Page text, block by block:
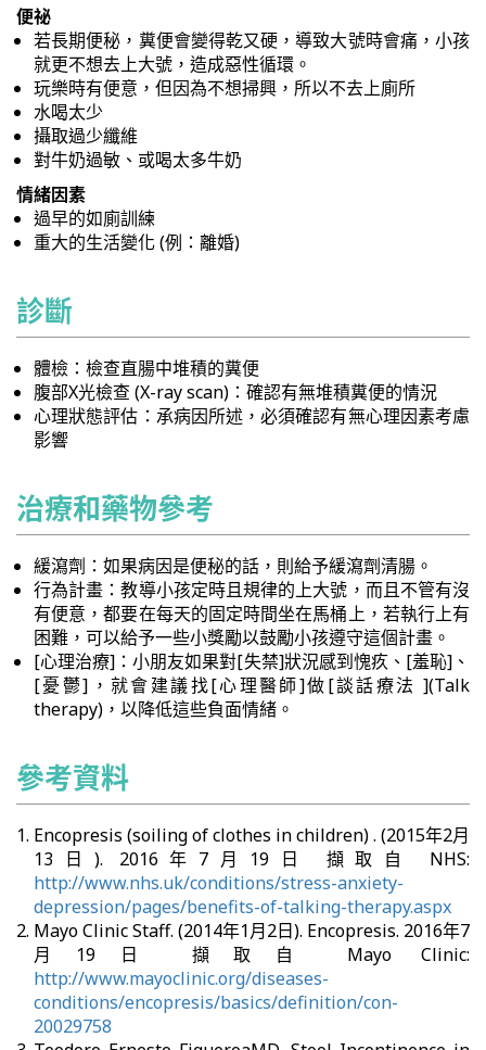
便祕
若長期便秘，糞便會變得乾又硬，導致大號時會痛，小孩
就更不想去上大號，造成惡性循環。
玩樂時有便意，但因為不想掃興，所以不去上廁所
水喝太少
攝取過少纖維
對牛奶過敏、或喝太多牛奶
情緒因素
過早的如廁訓練
重大的生活變化 (例：離婚)
診斷
體檢：檢查直腸中堆積的糞便
腹部X光檢查 (X-ray scan)：確認有無堆積糞便的情況
心理狀態評估：承病因所述，必須確認有無心理因素考慮
影響
治療和藥物參考
緩瀉劑：如果病因是便秘的話，則給予緩瀉劑清腸。
行為計畫：教導小孩定時且規律的上大號，而且不管有沒
有便意，都要在每天的固定時間坐在馬桶上，若執行上有
困難，可以給予一些小獎勵以鼓勵小孩遵守這個計畫。
[心理治療]：小朋友如果對[失禁]狀況感到愧疚、[羞恥]、
[憂鬱]，就會建議找[心理醫師]做[談話療法 ](Talk
therapy)，以降低這些負面情緒。
參考資料
Encopresis (soiling of clothes in children) . (2015年2月
13日). 2016年7月19日 擷取自 NHS:
http://www.nhs.uk/conditions/stress-anxiety-
depression/pages/benefits-of-talking-therapy.aspx
Mayo Clinic Staff. (2014年1月2日). Encopresis. 2016年7
月19日 擷取自 Mayo Clinic:
http://www.mayoclinic.org/diseases-
conditions/encopresis/basics/definition/con-
20029758